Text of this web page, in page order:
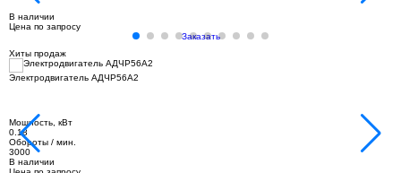
В наличии
Цена по запросу
Заказать
Хиты продаж
Электродвигатель АДЧР56А2
Мощность, кВт
0.18
Обороты / мин.
3000
В наличии